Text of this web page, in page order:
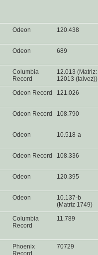
Odeon 120.438
Odeon 689
Columbia
Record
12.013 (Matriz:
12013 (talvez))
Odeon Record 121.026
Odeon Record 108.790
Odeon 10.518-a
Odeon Record 108.336
Odeon 120.395
Odeon
10.137-b
(Matriz 1749)
Columbia
Record
11.789
Phoenix
70729